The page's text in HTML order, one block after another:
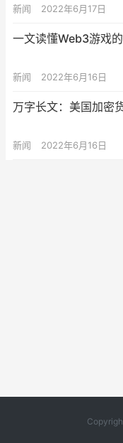
新闻 2022年6月17日
一文读懂Web3游戏
新闻 2022年6月16日
万字长文：美国加密
新闻 2022年6月16日